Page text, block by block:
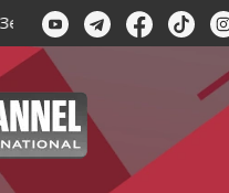
вперше за своє